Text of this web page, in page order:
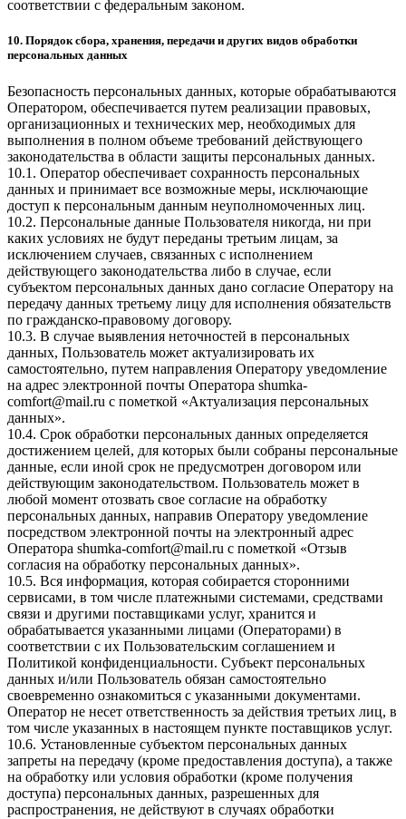
соответствии с федеральным законом.
10. Порядок сбора, хранения, передачи и других видов обработки
персональных данных
Безопасность персональных данных, которые обрабатываются
Оператором, обеспечивается путем реализации правовых,
организационных и технических мер, необходимых для
выполнения в полном объеме требований действующего
законодательства в области защиты персональных данных.
10.1. Оператор обеспечивает сохранность персональных
данных и принимает все возможные меры, исключающие
доступ к персональным данным неуполномоченных лиц.
10.2. Персональные данные Пользователя никогда, ни при
каких условиях не будут переданы третьим лицам, за
исключением случаев, связанных с исполнением
действующего законодательства либо в случае, если
субъектом персональных данных дано согласие Оператору на
передачу данных третьему лицу для исполнения обязательств
по гражданско-правовому договору.
10.3. В случае выявления неточностей в персональных
данных, Пользователь может актуализировать их
самостоятельно, путем направления Оператору уведомление
на адрес электронной почты Оператора shumka-
comfort@mail.ru с пометкой «Актуализация персональных
данных».
10.4. Срок обработки персональных данных определяется
достижением целей, для которых были собраны персональные
данные, если иной срок не предусмотрен договором или
действующим законодательством. Пользователь может в
любой момент отозвать свое согласие на обработку
персональных данных, направив Оператору уведомление
посредством электронной почты на электронный адрес
Оператора shumka-comfort@mail.ru с пометкой «Отзыв
согласия на обработку персональных данных».
10.5. Вся информация, которая собирается сторонними
сервисами, в том числе платежными системами, средствами
связи и другими поставщиками услуг, хранится и
обрабатывается указанными лицами (Операторами) в
соответствии с их Пользовательским соглашением и
Политикой конфиденциальности. Субъект персональных
данных и/или Пользователь обязан самостоятельно
своевременно ознакомиться с указанными документами.
Оператор не несет ответственность за действия третьих лиц, в
том числе указанных в настоящем пункте поставщиков услуг.
10.6. Установленные субъектом персональных данных
запреты на передачу (кроме предоставления доступа), а также
на обработку или условия обработки (кроме получения
доступа) персональных данных, разрешенных для
распространения, не действуют в случаях обработки